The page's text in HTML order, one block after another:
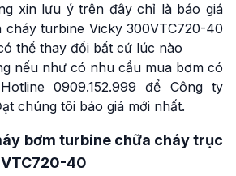
xin lưu ý trên đây chỉ là báo giá
cháy turbine Vicky 300VTC720-40
thể thay đổi bất cứ lúc nào
nếu như có nhu cầu mua bơm có
0909.152.999 để Công ty
chúng tôi báo giá mới nhất.
bơm turbine chữa cháy trục
40